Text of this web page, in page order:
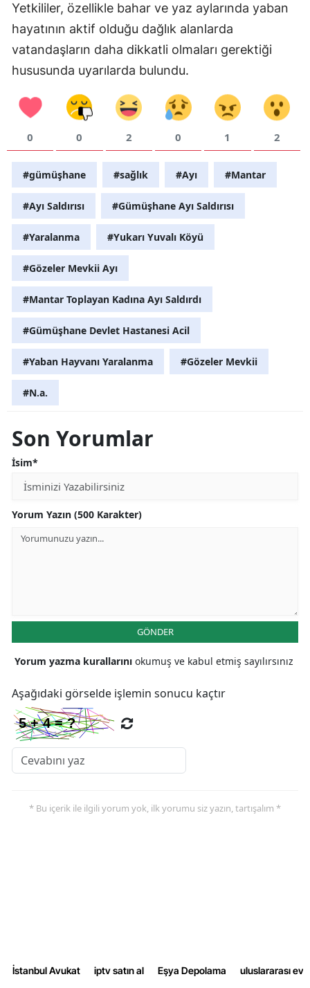
Rize
Sakarya
Siirt
Sinop
Sivas
Tekirdağ
Tokat
Trabzon
Uşak
Van
Bartın
Yetkililer, özellikle bahar ve yaz aylarında yaban
hayatının aktif olduğu dağlık alanlarda
vatandaşların daha dikkatli olmaları gerektiği
hususunda uyarılarda bulundu.
0 0 2 0 1 2
#gümüşhane #sağlık #Ayı #Mantar
#Ayı Saldırısı #Gümüşhane Ayı Saldırısı
#Yaralanma #Yukarı Yuvalı Köyü
#Gözeler Mevkii Ayı
#Mantar Toplayan Kadına Ayı Saldırdı
#Gümüşhane Devlet Hastanesi Acil
#Yaban Hayvanı Yaralanma #Gözeler Mevkii
#N.a.
Son Yorumlar
İsim*
Yorum Yazın (500 Karakter)
GÖNDER
Yorum yazma kurallarını okumuş ve kabul etmiş sayılırsınız
Aşağıdaki görselde işlemin sonucu kaçtır
* Bu içerik ile ilgili yorum yok, ilk yorumu siz yazın, tartışalım *
İstanbul Avukat iptv satın al Eşya Depolama uluslararası